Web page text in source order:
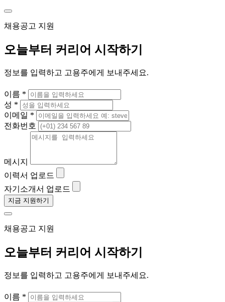
채용공고 지원
오늘부터 커리어 시작하기
정보를 입력하고 고용주에게 보내주세요.
이름 *
성 *
이메일 *
전화번호
메시지
이력서 업로드
자기소개서 업로드
지금 지원하기
채용공고 지원
오늘부터 커리어 시작하기
정보를 입력하고 고용주에게 보내주세요.
이름 *